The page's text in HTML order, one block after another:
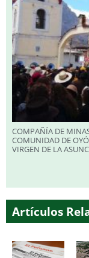
COMPAÑÍA DE
COMUNIDAD DE
VIRGEN DE LA
Artículos